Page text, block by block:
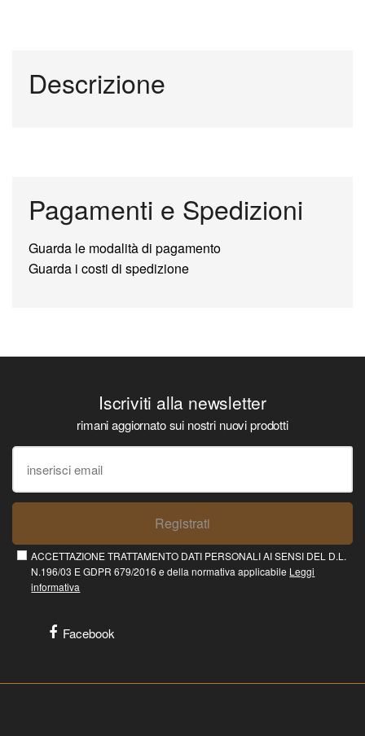
Descrizione
Pagamenti e Spedizioni
Guarda le modalità di pagamento
Guarda i costi di spedizione
Iscriviti alla newsletter
rimani aggiornato sui nostri nuovi prodotti
Registrati
ACCETTAZIONE TRATTAMENTO DATI PERSONALI AI SENSI DEL D.L.
N.196/03 E GDPR 679/2016 e della normativa applicabile Leggi
informativa
Facebook